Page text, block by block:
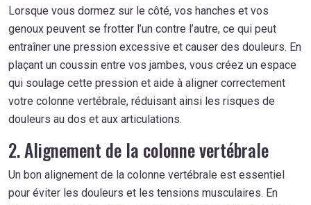
Lorsque vous dormez sur le côté, vos hanches et vos
genoux peuvent se frotter l’un contre l’autre, ce qui peut
entraîner une pression excessive et causer des douleurs. En
plaçant un coussin entre vos jambes, vous créez un espace
qui soulage cette pression et aide à aligner correctement
votre colonne vertébrale, réduisant ainsi les risques de
douleurs au dos et aux articulations.
2. Alignement de la colonne vertébrale
Un bon alignement de la colonne vertébrale est essentiel
pour éviter les douleurs et les tensions musculaires. En